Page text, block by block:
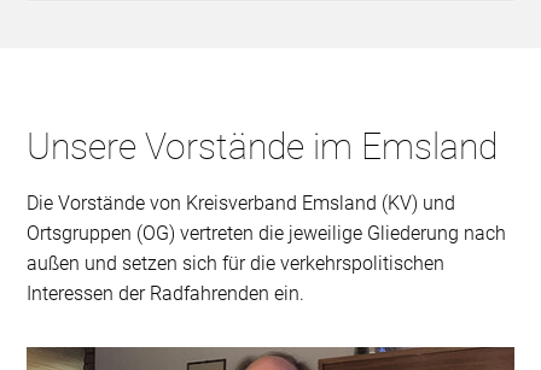
Unsere Vorstände im Emsland
Die Vorstände von Kreisverband Emsland (KV) und
Ortsgruppen (OG) vertreten die jeweilige Gliederung nach
außen und setzen sich für die verkehrspolitischen
Interessen der Radfahrenden ein.